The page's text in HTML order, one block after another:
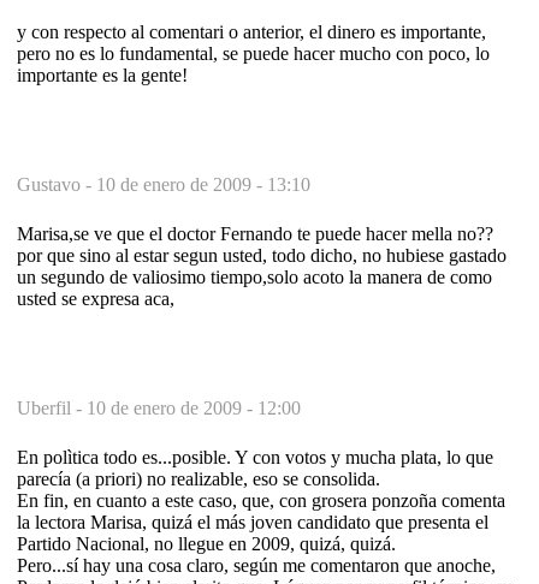
y con respecto al comentari o anterior, el dinero es importante,
pero no es lo fundamental, se puede hacer mucho con poco, lo
importante es la gente!
Gustavo - 10 de enero de 2009 - 13:10
Marisa,se ve que el doctor Fernando te puede hacer mella no??
por que sino al estar segun usted, todo dicho, no hubiese gastado
un segundo de valiosimo tiempo,solo acoto la manera de como
usted se expresa aca,
Uberfil - 10 de enero de 2009 - 12:00
En polìtica todo es...posible. Y con votos y mucha plata, lo que
parecía (a priori) no realizable, eso se consolida.
En fin, en cuanto a este caso, que, con grosera ponzoña comenta
la lectora Marisa, quizá el más joven candidato que presenta el
Partido Nacional, no llegue en 2009, quizá, quizá.
Pero...sí hay una cosa claro, según me comentaron que anoche,